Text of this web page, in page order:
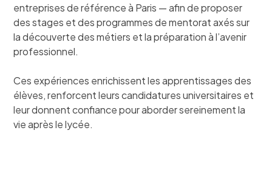
entreprises de référence à Paris — afin de proposer
des stages et des programmes de mentorat axés sur
la découverte des métiers et la préparation à l’avenir
professionnel.
Ces expériences enrichissent les apprentissages des
élèves, renforcent leurs candidatures universitaires et
leur donnent confiance pour aborder sereinement la
vie après le lycée.